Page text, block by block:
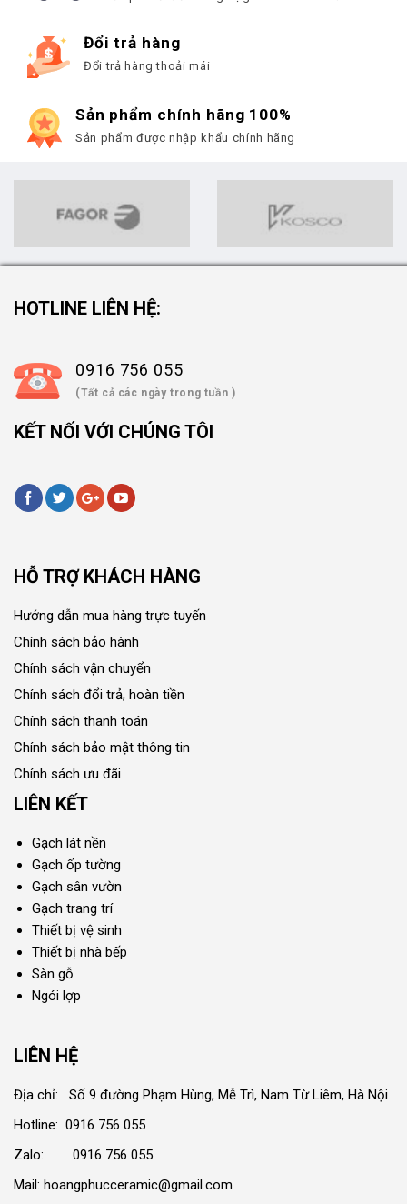
Đổi trả hàng
Đổi trả hàng thoải mái
Sản phẩm chính hãng 100%
Sản phẩm được nhập khẩu chính hãng
HOTLINE LIÊN HỆ:
0916 756 055
(Tất cả các ngày trong tuần )
KẾT NỐI VỚI CHÚNG TÔI
HỖ TRỢ KHÁCH HÀNG
Hướng dẫn mua hàng trực tuyến
Chính sách bảo hành
Chính sách vận chuyển
Chính sách đổi trả, hoàn tiền
Chính sách thanh toán
Chính sách bảo mật thông tin
Chính sách ưu đãi
LIÊN KẾT
Gạch lát nền
Gạch ốp tường
Gạch sân vườn
Gạch trang trí
Thiết bị vệ sinh
Thiết bị nhà bếp
Sàn gỗ
Ngói lợp
LIÊN HỆ
Địa chỉ: Số 9 đường Phạm Hùng, Mễ Trì, Nam Từ Liêm, Hà Nội
Hotline: 0916 756 055
Zalo: 0916 756 055
Mail: hoangphucceramic@gmail.com